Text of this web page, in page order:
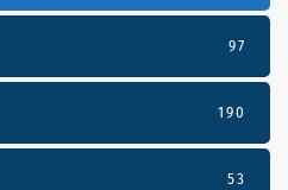
97
190
53